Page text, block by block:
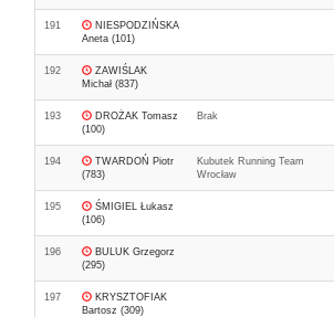
191
NIESPODZIŃSKA
Aneta (101)
192
ZAWIŚLAK
Michał (837)
193
DROŻAK Tomasz
(100)
Brak
194
TWARDOŃ Piotr
(783)
Kubutek Running Team
Wrocław
195
ŚMIGIEL Łukasz
(106)
196
BULUK Grzegorz
(295)
197
KRYSZTOFIAK
Bartosz (309)